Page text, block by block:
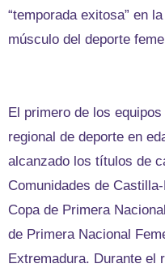
“temporada exitosa” en
músculo del deporte
El primero de los
regional de deporte en
alcanzado los títulos de
Comunidades de
Copa de Primera
de Primera Nacional
Extremadura. Durante el